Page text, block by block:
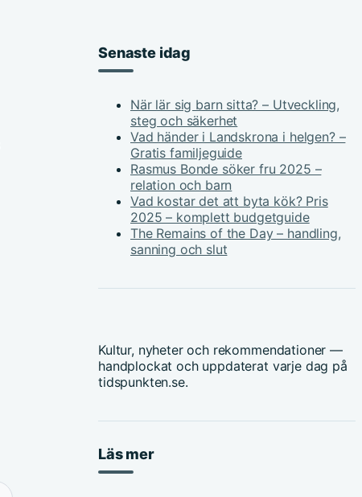
Senaste idag
När lär sig barn sitta? – Utveckling,
steg och säkerhet
Vad händer i Landskrona i helgen? –
Gratis familjeguide
Rasmus Bonde söker fru 2025 –
relation och barn
Vad kostar det att byta kök? Pris
2025 – komplett budgetguide
The Remains of the Day – handling,
sanning och slut
Kultur, nyheter och rekommendationer —
handplockat och uppdaterat varje dag på
tidspunkten.se.
Läs mer